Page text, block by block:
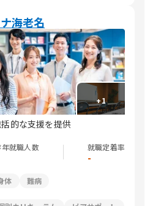
海老名
+1
的な支援を提供
就職人数 就職定着率
-
体
難病